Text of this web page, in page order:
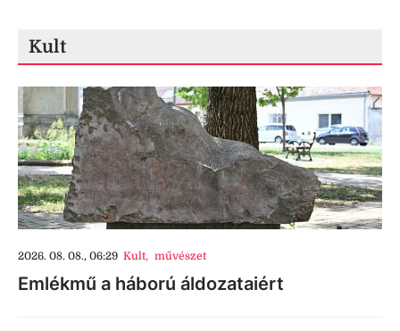
Kult
2026. 08. 08., 06:29 Kult, művészet
Emlékmű a háború áldozataiért